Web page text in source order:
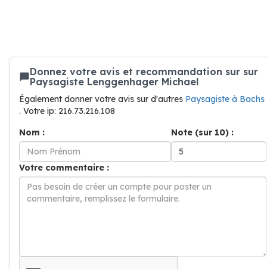
Donnez votre avis et recommandation sur sur
Paysagiste Lenggenhager Michael
Également donner votre avis sur d'autres Paysagiste à Bachs
. Votre ip: 216.73.216.108
Nom :
Note (sur 10) :
Votre commentaire :